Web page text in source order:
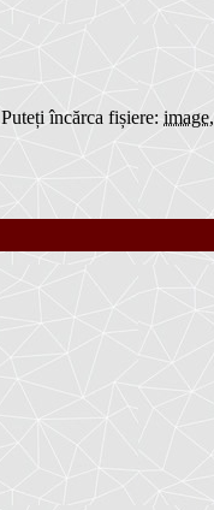
Puteți încărca fișiere: image,